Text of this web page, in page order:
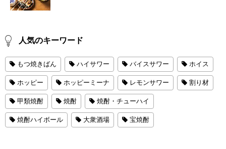
人気のキーワード
もつ焼きばん ハイサワー バイスサワー ホイス
ホッピー ホッピーミーナ レモンサワー 割り材
甲類焼酎 焼酎 焼酎・チューハイ
焼酎ハイボール 大衆酒場 宝焼酎